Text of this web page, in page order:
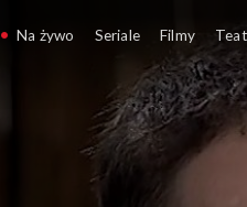
Na żywo Seriale Filmy